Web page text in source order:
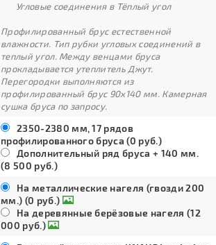
Угловые соединения в Тёплый угол
Профилированный брус естественной
влажности. Тип рубки угловых соединений в
теплый угол. Между венцами бруса
прокладывается утеплитель Джут.
Перегородки выполняются из
профилированный брус 90х140 мм. Камерная
сушка бруса по запросу.
2350-2380 мм, 17 рядов
профилированного бруса (0 руб.)
Дополнительный ряд бруса + 140 мм.
(8 500 руб.)
На металлические нагеля (гвозди 200
мм.) (0 руб.)
На деревянные берёзовые нагеля (12
000 руб.)